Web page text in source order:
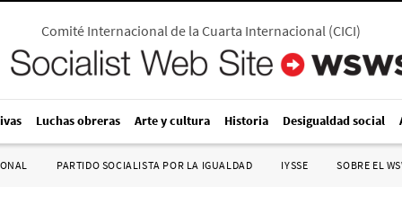
Comité Internacional de la Cuarta Internacional (CICI)
Luchas obreras Arte y cultura Historia Desigualdad social
PARTIDO SOCIALISTA POR LA IGUALDAD IYSSE SOBRE EL